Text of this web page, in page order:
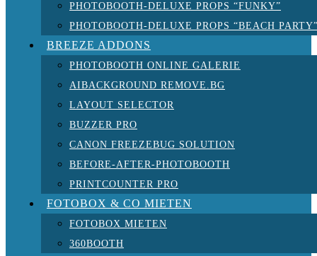
PHOTOBOOTH-DELUXE PROPS “FUNKY”
PHOTOBOOTH-DELUXE PROPS “BEACH
BREEZE ADDONS
PHOTOBOOTH ONLINE GALERIE
AIBACKGROUND REMOVE.BG
LAYOUT SELECTOR
BUZZER PRO
CANON FREEZEBUG SOLUTION
BEFORE-AFTER-PHOTOBOOTH
PRINTCOUNTER PRO
FOTOBOX & CO MIETEN
FOTOBOX MIETEN
360BOOTH